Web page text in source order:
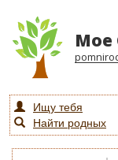
Мое
Ищу тебя
Найти родных